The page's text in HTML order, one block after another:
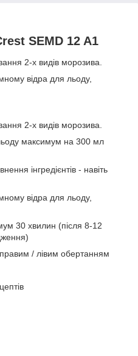
SEMD 12 A1
2-х видів морозива.
відра для льоду,
2-х видів морозива.
максимум на 300 мл
інгредієнтів - навіть
відра для льоду,
30 хвилин (після 8-12
/ лівим обертанням